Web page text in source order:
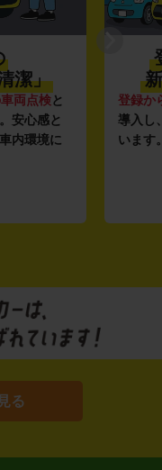
潔」
両点検と
安心感と
内環境に
登録か
導入し
います
る